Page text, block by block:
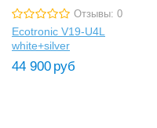
Отзывы: 0
Ecotronic V19-U4L
white+silver
44 900 руб